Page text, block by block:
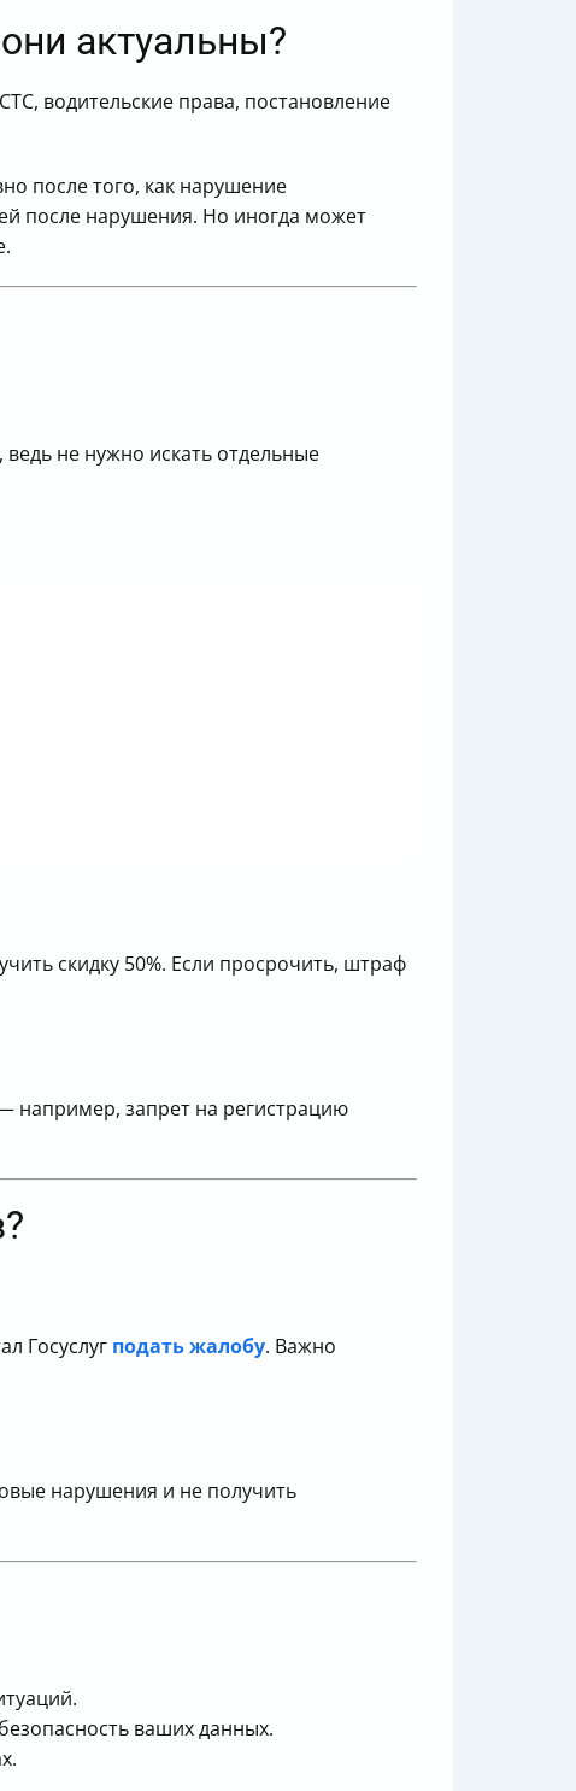
актуальны?
водительские права, постановление
после того, как нарушение
после нарушения. Но иногда может
не нужно искать отдельные
скидку 50%. Если просрочить, штраф
например, запрет на регистрацию
Госуслуг подать жалобу. Важно
нарушения и не получить
ваших данных.